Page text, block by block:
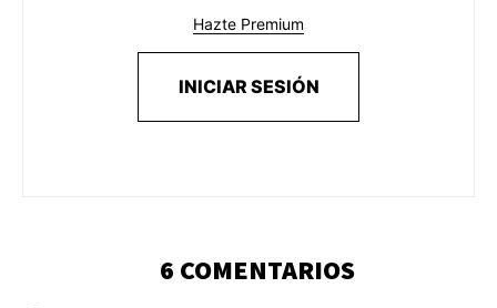
Hazte Premium
INICIAR SESIÓN
6 COMENTARIOS